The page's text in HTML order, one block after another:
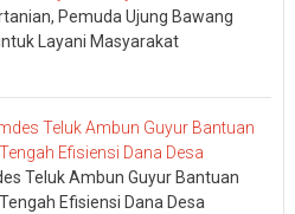
Pemuda Ujung Bawang
Layani Masyarakat
Teluk Ambun Guyur Bantuan
Efisiensi Dana Desa